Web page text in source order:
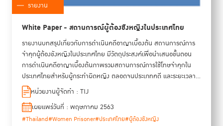
รายงาน
White Paper - สถานการณ์ผู้ต้องขังหญิงในประเทศไทย
รายงานบทสรุปเกี่ยวกับการดำเนินคดีอาญาเบื้องต้น สถานการณ์การ
จำคุกผู้ต้องขังหญิงในประเทศไทย มีวัตถุประสงค์เพื่อนำเสนอขั้นตอน
การดำเนินคดีอาญาเบื้องต้นภาพรวมสถานการณ์การใช้โทษจำคุกใน
ประเทศไทยสำหรับผู้กระทำผิดหญิง ตลอดจนประเภทคดี และระยะเวลา
การลงโทษ รวมไปถึงการมุ่งนำเสนอข้อมูลทั่วไปเกี่ยวกับภูมิหลัง ที่มา
ข้อมูลด้านครอบครัว และประสบการณ์การตกเป็นเหยื่อความรุนแรงของ
ผู้ต้องขังหญิงในประเทศไทยก่อนเข้ามาอยู่ในเรือนจำ เนื่องจากข้อมูล
สถิติดังกล่าวถือเป็นหนึ่งในตัวชี้วัดสำคัญที่บ่งชี้ถึงทิศทางของ
หน่วยงานผู้จัดทำ : TIJ
เผยแพร่วันที่ : พฤษภาคม 2563
#Thailand#Women Prisoner#ประเทศไทย#ผู้ต้องขังหญิง